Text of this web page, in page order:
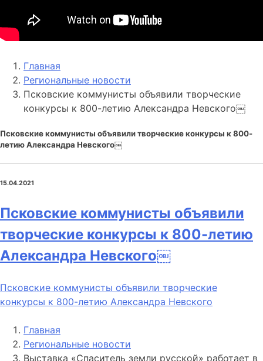
Главная
Региональные новости
Псковские коммунисты объявили творческие
конкурсы к 800-летию Александра Невского￼
Псковские коммунисты объявили творческие конкурсы к 800-
летию Александра Невского￼
15.04.2021
Псковские коммунисты объявили
творческие конкурсы к 800-летию
Александра Невского￼
Псковские коммунисты объявили творческие
конкурсы к 800-летию Александра Невского
Главная
Региональные новости
Выставка «Спаситель земли русской» работает в